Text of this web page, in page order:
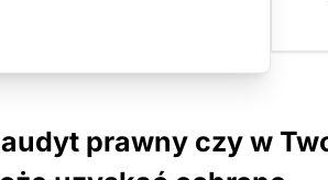
prawny czy w